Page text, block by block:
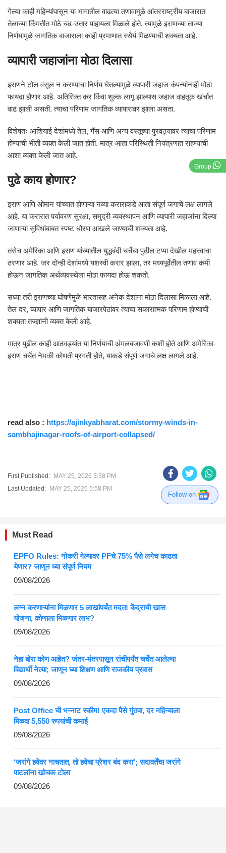
Group
गेल्या काही महिन्यांपासून या भागातील वाढत्या तणावामुळे आंतरराष्ट्रीय बाजारात
तेलाच्या किंमतीत मोठे चढ-उतार पाहायला मिळाले होते. त्यामुळे इराणच्या ताज्या
निर्णयामुळे जागतिक बाजाराला काही प्रमाणात स्थैर्य मिळण्याची शक्यता आहे.
व्यापारी जहाजांना मोठा दिलासा
इराणने टोल वसूल न करण्याचा निर्णय घेतल्यामुळे व्यापारी जहाज कंपन्यांनाही मोठा
फायदा होणार आहे. अतिरिक्त कर किंवा शुल्क लागू झाल्यास जहाज वाहतूक खर्चात
वाढ झाली असती. त्याचा परिणाम जागतिक व्यापारावर झाला असता.
विशेषतः आशियाई देशांमध्ये तेल, गॅस आणि अन्य वस्तूंच्या पुरवठ्यावर त्याचा परिणाम
होण्याची भीती व्यक्त केली जात होती. मात्र आता परिस्थिती नियंत्रणात राहण्याची
आशा व्यक्त केली जात आहे.
पुढे काय होणार?
इराण आणि ओमान यांच्यात होणाऱ्या नव्या कराराकडे आता संपूर्ण जगाचे लक्ष लागले
आहे. या करारात पर्यावरण सुरक्षा, समुद्री व्यवस्थापन आणि व्यापारी जहाजांना दिल्या
जाणाऱ्या सुविधांबाबत स्पष्ट धोरण आखले जाण्याची शक्यता आहे.
तसेच अमेरिका आणि इराण यांच्यातील युद्धबंदी चर्चेचा पुढील टप्पा देखील महत्त्वाचा
ठरणार आहे. जर दोन्ही देशांमध्ये यशस्वी करार झाला, तर मध्यपूर्वेतील तणाव कमी
होऊन जागतिक अर्थव्यवस्थेला मोठा फायदा होऊ शकतो.
सध्या तरी इराणच्या घोषणेमुळे भारतासह अनेक देशांना मोठा दिलासा मिळाला आहे.
तेल दर, व्यापार आणि जागतिक बाजारपेठांवर त्याचा सकारात्मक परिणाम होण्याची
शक्यता तज्ज्ञांनी व्यक्त केली आहे.
मात्र पुढील काही आठवड्यांत या निर्णयाची अंमलबजावणी कशी होते आणि अमेरिका-
इराण चर्चेत नेमकी कोणती प्रगती होते, याकडे संपूर्ण जगाचे लक्ष लागले आहे.
read also : https://ajinkyabharat.com/stormy-winds-in-
sambhajinagar-roofs-of-airport-collapsed/
First Published: MAY 25, 2026 5:58 PM
Last Updated: MAY 25, 2026 5:58 PM
Follow on
Must Read
EPFO Rules: नोकरी गेल्यावर PFचे 75% पैसे लगेच काढता
येणार? जाणून घ्या संपूर्ण नियम
09/08/2026
लग्न करणाऱ्यांना मिळणार 5 लाखांपर्यंत मदत! केंद्राची खास
योजना, कोणाला मिळणार लाभ?
09/08/2026
नेहा बोरा कोण आहेत? जंतर-मंतरपासून रांचीपर्यंत चर्चेत आलेल्या
विद्यार्थी नेत्या; जाणून घ्या शिक्षण आणि राजकीय प्रवास
09/08/2026
Post Office ची भन्नाट स्कीम! एकदा पैसे गुंतवा, दर महिन्याला
मिळवा 5,550 रुपयांची कमाई
09/08/2026
‘जरांगे हवेवर नाचतात, तो हवेचा प्रेशर बंद करा’; सदावर्तेंचा जरांगे
पाटलांना खोचक टोला
09/08/2026